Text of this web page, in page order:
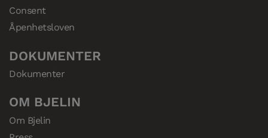
Consent
Åpenhetsloven
DOKUMENTER
Dokumenter
OM BJELIN
Om Bjelin